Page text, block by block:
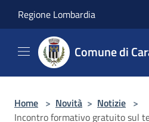
Regione Lombardia
Comune di
Home > Novità > Notizie >
Incontro formativo gratuito sul